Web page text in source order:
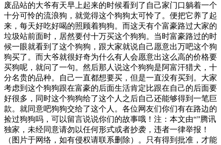
废品站的大爷有天早上起来的时候看到了自己家门口躺着一个
十分可怜的流浪狗，就觉得这个狗狗太可怜了。便把它养了起
来，每天好吃好喝的照顾着狗狗。而这天有个富豪路过大家的
垃圾站前面时，居然要付十万买这个狗狗。当时富豪路过的时
候一眼就看到了这个狗狗，跟大家就说自己愿意出万吧这个狗
狗买了。而大爷就很好奇为什么有人会愿意出这么高的价格要
买狗呢，就问了一句。然后那人说这个狗狗是阿富汗猎犬，十
分名贵的品种。自己一直都想要买，但是一直没有买到。大家
考虑到这个狗狗跟在富豪的后面生活肯定比跟在自己的后面要
好很多，同时这个狗狗给了这个人之后自己还能够得到一笔巨
款。就同意吧狗狗交给了这个人。各位网友们你们有在路边的
捡过狗狗吗，可以留言说说你们的故事哦！注：本文由“”腾讯
独家，未经同意请勿以任何形式或者抄袭，违者一律举报！
（图片于网络，如有侵权请联系删除）。只有得到批准，才能